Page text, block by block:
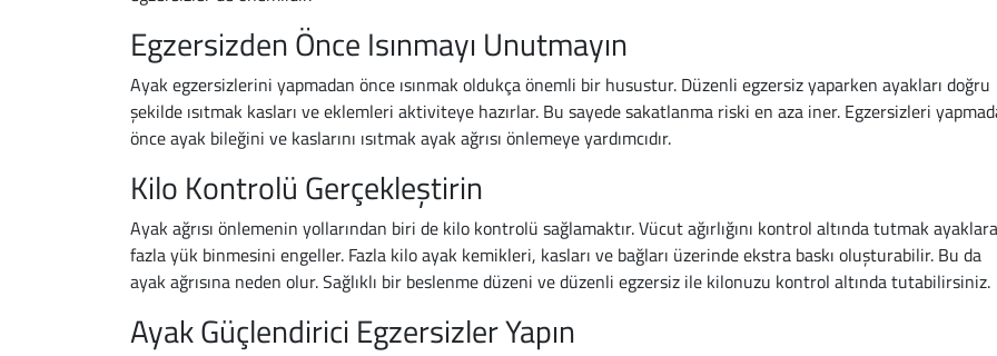
Egzersizden Önce Isınmayı Unutmayın
Ayak egzersizlerini yapmadan önce ısınmak oldukça önemli bir husustur. Düzenli egzersiz yaparken ayakları doğru
şekilde ısıtmak kasları ve eklemleri aktiviteye hazırlar. Bu sayede sakatlanma riski en aza iner. Egzersizleri
önce ayak bileğini ve kaslarını ısıtmak ayak ağrısı önlemeye yardımcıdır.
Kilo Kontrolü Gerçekleştirin
Ayak ağrısı önlemenin yollarından biri de kilo kontrolü sağlamaktır. Vücut ağırlığını kontrol altında tutmak ayaklara
fazla yük binmesini engeller. Fazla kilo ayak kemikleri, kasları ve bağları üzerinde ekstra baskı oluşturabilir. Bu da
ayak ağrısına neden olur. Sağlıklı bir beslenme düzeni ve düzenli egzersiz ile kilonuzu kontrol altında tutabilirsiniz.
Ayak Güçlendirici Egzersizler Yapın